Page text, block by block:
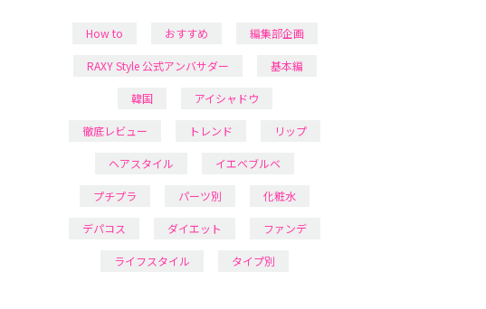
How to おすすめ 編集部企画
RAXY Style 公式アンバサダー 基本編
韓国 アイシャドウ
徹底レビュー トレンド リップ
ヘアスタイル イエベブルベ
プチプラ パーツ別 化粧水
デパコス ダイエット ファンデ
ライフスタイル タイプ別